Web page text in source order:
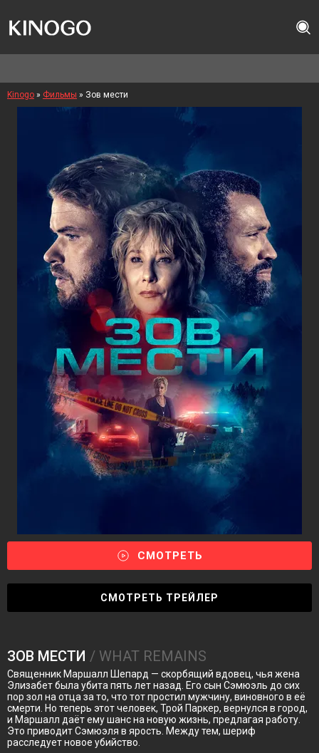
Kinogo » Фильмы » Зов мести
СМОТРЕТЬ
СМОТРЕТЬ ТРЕЙЛЕР
ЗОВ МЕСТИ / WHAT REMAINS
Священник Маршалл Шепард — скорбящий вдовец, чья жена
Элизабет была убита пять лет назад. Его сын Сэмюэль до сих
пор зол на отца за то, что тот простил мужчину, виновного в её
смерти. Но теперь этот человек, Трой Паркер, вернулся в город,
и Маршалл даёт ему шанс на новую жизнь, предлагая работу.
Это приводит Сэмюэля в ярость. Между тем, шериф
расследует новое убийство.